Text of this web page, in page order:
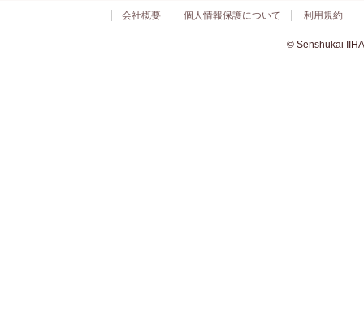
会社概要 個人情報保護について 利用規約
© Senshukai